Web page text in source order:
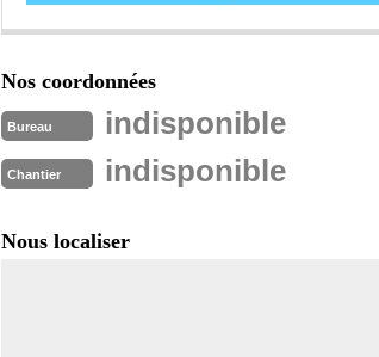
Nos coordonnées
Bureau indisponible
Chantier indisponible
Nous localiser